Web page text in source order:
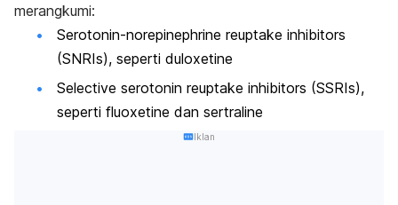
merangkumi:
Serotonin-norepinephrine reuptake inhibitors
(SNRIs), seperti duloxetine
Selective serotonin reuptake inhibitors (SSRIs),
seperti fluoxetine dan sertraline
Iklan